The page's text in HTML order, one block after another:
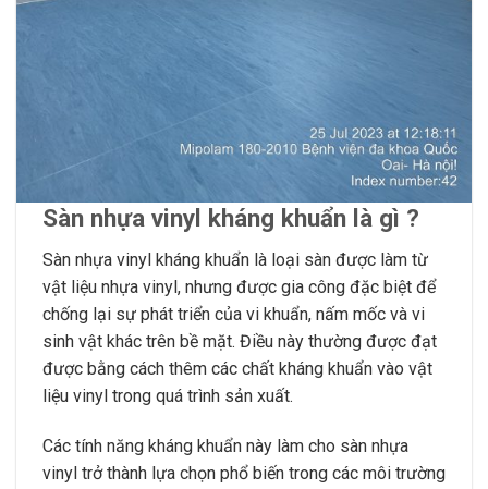
Sàn nhựa vinyl kháng khuẩn là gì ?
Sàn nhựa vinyl kháng khuẩn là loại sàn được làm từ
vật liệu nhựa vinyl, nhưng được gia công đặc biệt để
chống lại sự phát triển của vi khuẩn, nấm mốc và vi
sinh vật khác trên bề mặt. Điều này thường được đạt
được bằng cách thêm các chất kháng khuẩn vào vật
liệu vinyl trong quá trình sản xuất.
Các tính năng kháng khuẩn này làm cho sàn nhựa
vinyl trở thành lựa chọn phổ biến trong các môi trường